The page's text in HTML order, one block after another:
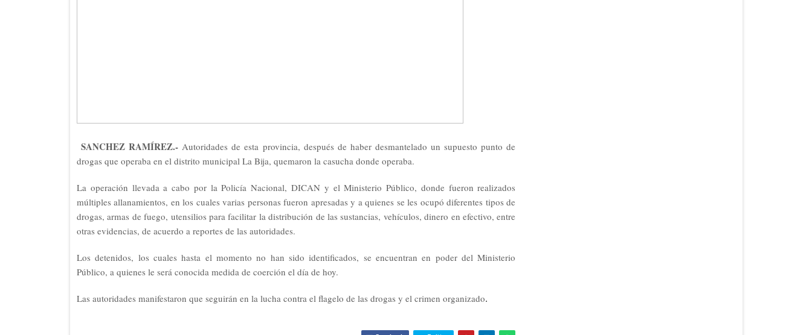
SANCHEZ RAMÍREZ.- Autoridades de esta provincia, después de haber desmantelado un supuesto punto de
drogas que operaba en el distrito municipal La Bija, quemaron la casucha donde operaba.
La operación llevada a cabo por la Policía Nacional, DICAN y el Ministerio Público, donde fueron realizados
múltiples allanamientos, en los cuales varias personas fueron apresadas y a quienes se les ocupó diferentes tipos de
drogas, armas de fuego, utensilios para facilitar la distribución de las sustancias, vehículos, dinero en efectivo, entre
otras evidencias, de acuerdo a reportes de las autoridades.
Los detenidos, los cuales hasta el momento no han sido identificados, se encuentran en poder del Ministerio
Público, a quienes le será conocida medida de coerción el día de hoy.
Las autoridades manifestaron que seguirán en la lucha contra el flagelo de las drogas y el crimen organizado.